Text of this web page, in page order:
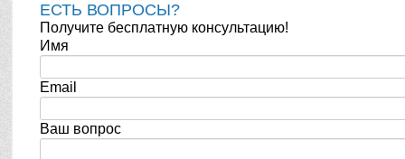
ЕСТЬ ВОПРОСЫ?
Получите бесплатную консультацию!
Имя
Email
Ваш вопрос